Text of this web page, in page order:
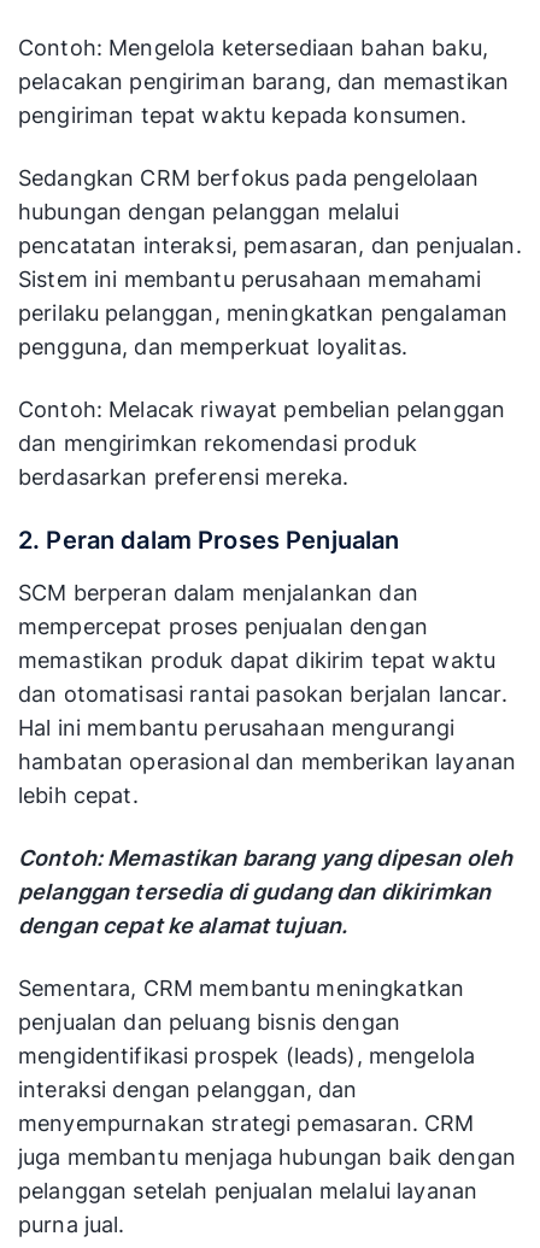
Contoh: Mengelola ketersediaan bahan baku,
pelacakan pengiriman barang, dan memastikan
pengiriman tepat waktu kepada konsumen.
Sedangkan CRM berfokus pada pengelolaan
hubungan dengan pelanggan melalui
pencatatan interaksi, pemasaran, dan penjualan.
Sistem ini membantu perusahaan memahami
perilaku pelanggan, meningkatkan pengalaman
pengguna, dan memperkuat loyalitas.
Contoh: Melacak riwayat pembelian pelanggan
dan mengirimkan rekomendasi produk
berdasarkan preferensi mereka.
2. Peran dalam Proses Penjualan
SCM berperan dalam menjalankan dan
mempercepat proses penjualan dengan
memastikan produk dapat dikirim tepat waktu
dan otomatisasi rantai pasokan berjalan lancar.
Hal ini membantu perusahaan mengurangi
hambatan operasional dan memberikan layanan
lebih cepat.
Contoh: Memastikan barang yang dipesan oleh
pelanggan tersedia di gudang dan dikirimkan
dengan cepat ke alamat tujuan.
Sementara, CRM membantu meningkatkan
penjualan dan peluang bisnis dengan
mengidentifikasi prospek (leads), mengelola
interaksi dengan pelanggan, dan
menyempurnakan strategi pemasaran. CRM
juga membantu menjaga hubungan baik dengan
pelanggan setelah penjualan melalui layanan
purna jual.